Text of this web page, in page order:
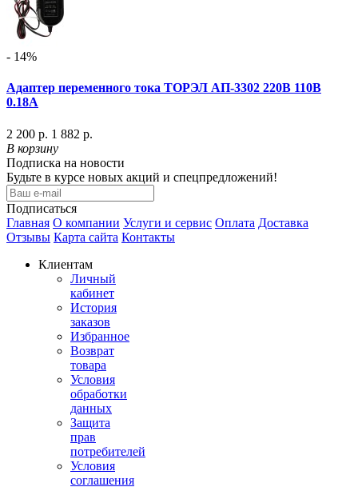
- 14%
Адаптер переменного тока ТОРЭЛ АП-3302 220В 110B
0.18A
2 200 р. 1 882 р.
В корзину
Подписка на новости
Будьте в курсе новых акций и спецпредложений!
Подписаться
Главная О компании Услуги и сервис Оплата Доставка
Отзывы Карта сайта Контакты
Клиентам
Личный
кабинет
История
заказов
Избранное
Возврат
товара
Условия
обработки
данных
Защита
прав
потребителей
Условия
соглашения